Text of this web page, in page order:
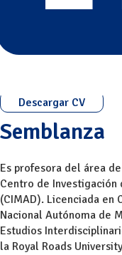
Descargar CV
Semblanza
Es profesora del área
Centro de
(CIMAD). Licenciada en
Nacional Autónoma de
Estudios
la Royal Roads